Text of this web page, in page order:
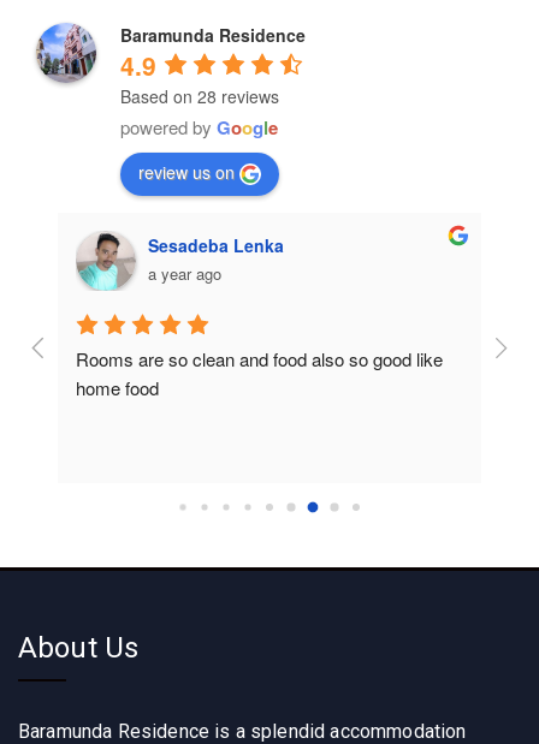
Baramunda Residence
4.9
Based on 28 reviews
powered by Google
review us on
Sesadeba Lenka
a year ago
Rooms are so clean and food also so good like
home food
So
About Us
Baramunda Residence is a splendid accommodation